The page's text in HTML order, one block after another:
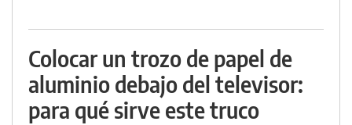
Colocar un trozo de papel de
aluminio debajo del televisor:
para qué sirve este truco